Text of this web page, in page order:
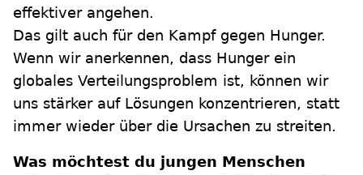
effektiver angehen.
Das gilt auch für den Kampf gegen Hunger.
Wenn wir anerkennen, dass Hunger ein
globales Verteilungsproblem ist, können wir
uns stärker auf Lösungen konzentrieren, statt
immer wieder über die Ursachen zu streiten.
Was möchtest du jungen Menschen